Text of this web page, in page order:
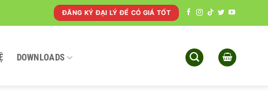
ĐĂNG KÝ ĐẠI LÝ ĐỂ CÓ GIÁ TỐT
DOWNLOADS